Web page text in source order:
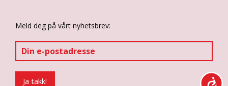
Meld deg på vårt nyhetsbrev: